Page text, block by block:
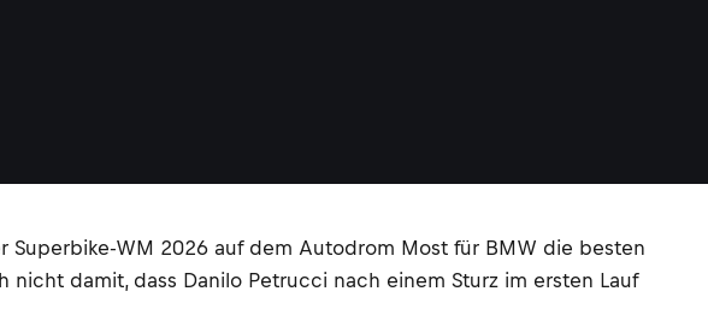
WM 2026 auf dem Autodrom Most für BMW die besten
damit, dass Danilo Petrucci nach einem Sturz im ersten Lauf